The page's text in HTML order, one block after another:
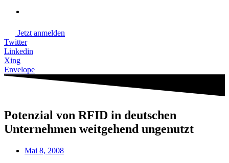
Jetzt anmelden
Twitter
Linkedin
Xing
Envelope
Potenzial von RFID in deutschen
Unternehmen weitgehend ungenutzt
Mai 8, 2008